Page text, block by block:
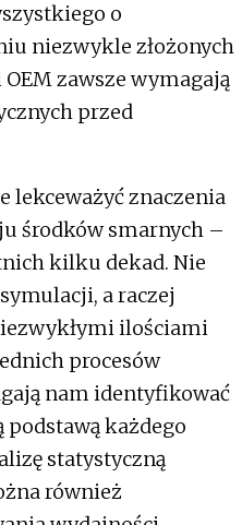
o
niezwykle złożonych
zawsze wymagają
przed
lekceważyć znaczenia
środków smarnych –
kilku dekad. Nie
a raczej
ilościami
procesów
nam identyfikować
każdego
statystyczną
również